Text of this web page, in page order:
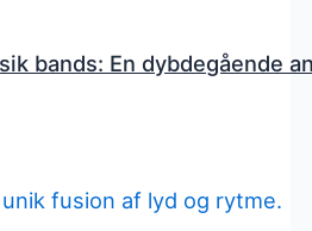
bands: En dybdegående